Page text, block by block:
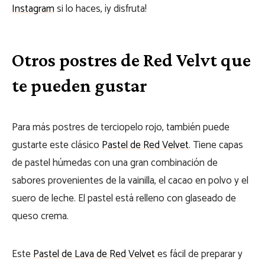
Instagramsi lo haces, ¡y disfruta!
Otros postres de Red Velvt que
te pueden gustar
Para más postres de terciopelo rojo, también puede
gustarte este clásicoPastel de Red Velvet. Tiene capas
de pastel húmedas con una gran combinación de
sabores provenientes de la vainilla, el cacao en polvo y el
suero de leche. El pastel está relleno con glaseado de
queso crema.
EstePastel de Lava de Red Velvetes fácil de preparar y